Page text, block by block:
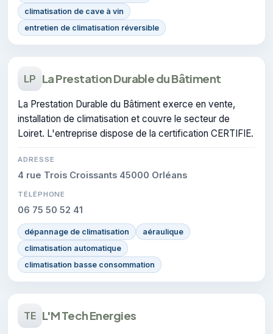
climatisation de cave à vin
entretien de climatisation réversible
LP La Prestation Durable du Bâtiment
La Prestation Durable du Bâtiment exerce en vente,
installation de climatisation et couvre le secteur de
Loiret. L'entreprise dispose de la certification CERTIFIE.
ADRESSE
4 rue Trois Croissants 45000 Orléans
TÉLÉPHONE
06 75 50 52 41
dépannage de climatisation
aéraulique
climatisation automatique
climatisation basse consommation
TE L'M Tech Energies